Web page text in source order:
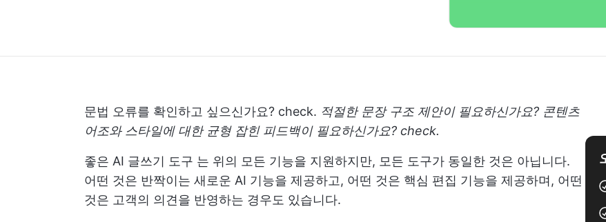
문법 오류를 확인하고 싶으신가요? check. 적절한 문장 구조 제안이 필요하신가요? 콘텐츠
어조와 스타일에 대한 균형 잡힌 피드백이 필요하신가요? check.
좋은 AI 글쓰기 도구 는 위의 모든 기능을 지원하지만, 모든 도구가 동일한 것은 아닙니다.
어떤 것은 반짝이는 새로운 AI 기능을 제공하고, 어떤 것은 핵심 편집 기능을 제공하며, 어떤
것은 고객의 의견을 반영하는 경우도 있습니다.